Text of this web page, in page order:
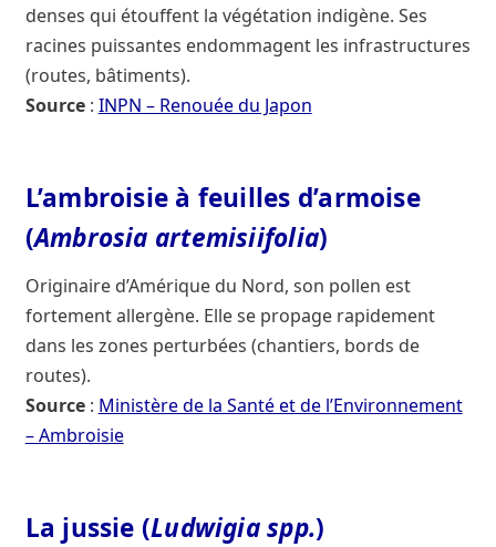
denses qui étouffent la végétation indigène. Ses
racines puissantes endommagent les infrastructures
(routes, bâtiments).
Source: INPN – Renouée du Japon
L’ambroisie à feuilles d’armoise
(Ambrosia artemisiifolia)
Originaire d’Amérique du Nord, son pollen est
fortement allergène. Elle se propage rapidement
dans les zones perturbées (chantiers, bords de
routes).
Source: Ministère de la Santé et de l’Environnement
– Ambroisie
La jussie (Ludwigia spp.)